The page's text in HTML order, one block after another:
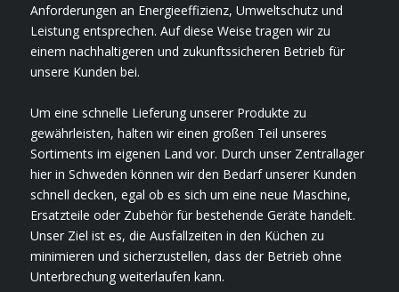
Anforderungen an Energieeffizienz, Umweltschutz und
Leistung entsprechen. Auf diese Weise tragen wir zu
einem nachhaltigeren und zukunftssicheren Betrieb für
unsere Kunden bei.
Um eine schnelle Lieferung unserer Produkte zu
gewährleisten, halten wir einen großen Teil unseres
Sortiments im eigenen Land vor. Durch unser Zentrallager
hier in Schweden können wir den Bedarf unserer Kunden
schnell decken, egal ob es sich um eine neue Maschine,
Ersatzteile oder Zubehör für bestehende Geräte handelt.
Unser Ziel ist es, die Ausfallzeiten in den Küchen zu
minimieren und sicherzustellen, dass der Betrieb ohne
Unterbrechung weiterlaufen kann.